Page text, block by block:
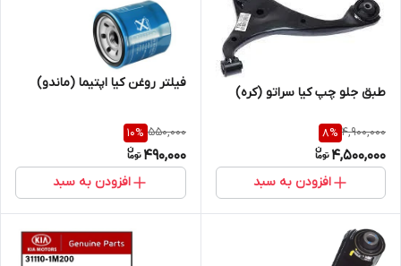
طبق جلو چپ کیا سراتو (کره)
4,900,000
8%
4,500,000
افزودن به سبد
فیلتر روغن کیا اپتیما (ماندو)
550,000
10%
490,000
افزودن به سبد